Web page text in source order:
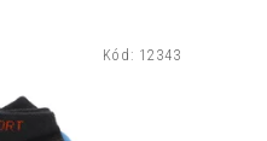
Kód: 12343